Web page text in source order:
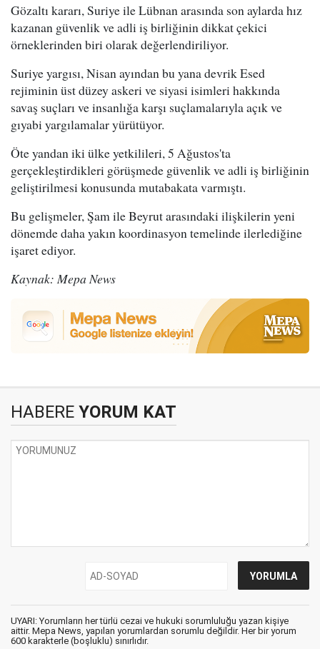
Gözaltı kararı, Suriye ile Lübnan arasında son aylarda hız
kazanan güvenlik ve adli iş birliğinin dikkat çekici
örneklerinden biri olarak değerlendiriliyor.
Suriye yargısı, Nisan ayından bu yana devrik Esed
rejiminin üst düzey askeri ve siyasi isimleri hakkında
savaş suçları ve insanlığa karşı suçlamalarıyla açık ve
gıyabi yargılamalar yürütüyor.
Öte yandan iki ülke yetkilileri, 5 Ağustos'ta
gerçekleştirdikleri görüşmede güvenlik ve adli iş birliğinin
geliştirilmesi konusunda mutabakata varmıştı.
Bu gelişmeler, Şam ile Beyrut arasındaki ilişkilerin yeni
dönemde daha yakın koordinasyon temelinde ilerlediğine
işaret ediyor.
Kaynak: Mepa News
HABERE YORUM KAT
UYARI: Yorumların her türlü cezai ve hukuki sorumluluğu yazan kişiye
aittir. Mepa News, yapılan yorumlardan sorumlu değildir. Her bir yorum
600 karakterle (boşluklu) sınırlıdır.